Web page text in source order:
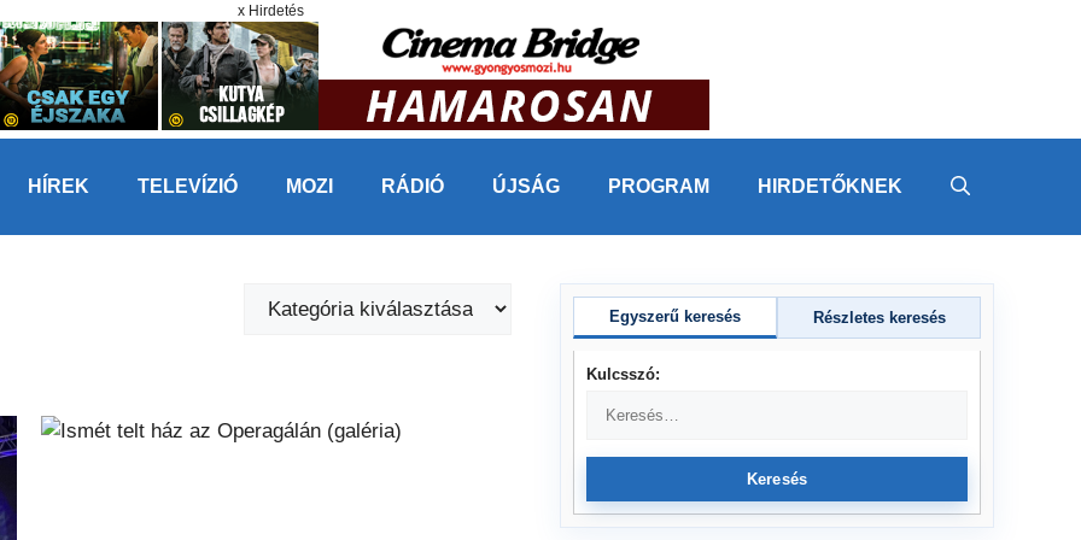
x Hirdetés
HÍREK TELEVÍZIÓ MOZI RÁDIÓ ÚJSÁG PROGRAM HIRDETŐKNEK
Kategóriák
Egyszerű keresés Részletes keresés
Kulcsszó:
Keresés